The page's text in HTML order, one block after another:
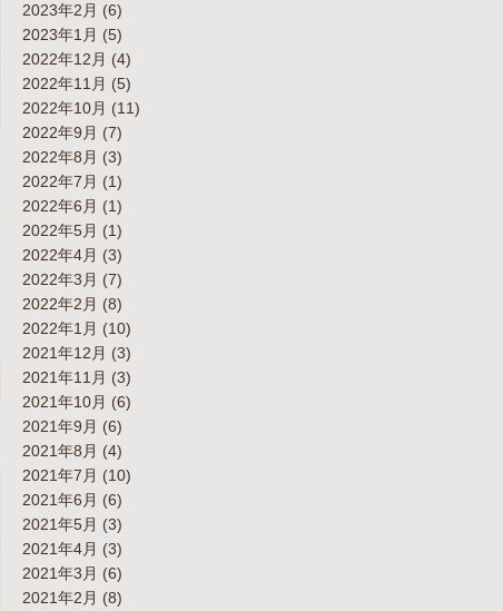
2023年2月 (6)
2023年1月 (5)
2022年12月 (4)
2022年11月 (5)
2022年10月 (11)
2022年9月 (7)
2022年8月 (3)
2022年7月 (1)
2022年6月 (1)
2022年5月 (1)
2022年4月 (3)
2022年3月 (7)
2022年2月 (8)
2022年1月 (10)
2021年12月 (3)
2021年11月 (3)
2021年10月 (6)
2021年9月 (6)
2021年8月 (4)
2021年7月 (10)
2021年6月 (6)
2021年5月 (3)
2021年4月 (3)
2021年3月 (6)
2021年2月 (8)